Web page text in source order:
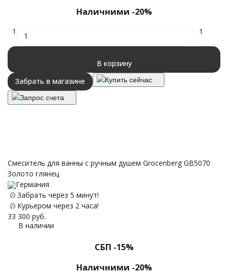
Наличними -20%
1 1
В корзину
Забрать в магазине
Купить сейчас
Запрос счета
Смеситель для ванны с ручным душем Grocenberg GB5070
Золото глянец
Германия
Забрать через 5 минут!
Курьером через 2 часа!
33 300 руб.
В наличии
СБП -15%
Наличними -20%